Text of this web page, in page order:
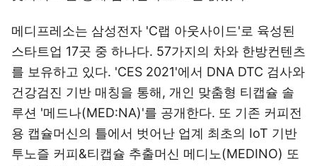
메디프레소는 삼성전자 'C랩 아웃사이드'로 육성된
스타트업 17곳 중 하나다. 57가지의 차와 한방컨텐츠
를 보유하고 있다. 'CES 2021'에서 DNA DTC 검사와
건강검진 기반 매칭을 통해, 개인 맞춤형 티캡슐 솔
루션 '메드나(MED:NA)'를 공개한다. 또 기존 커피전
용 캡슐머신의 틀에서 벗어난 업계 최초의 IoT 기반
투노즐 커피&티캡슐 추출머신 메디노(MEDINO) 또